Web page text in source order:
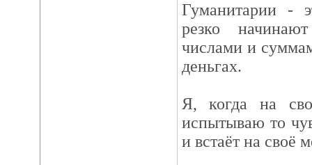
Гуманитарии -
резко
числами и
деньгах.
Я, когда на
испытываю то
и встаёт на своё